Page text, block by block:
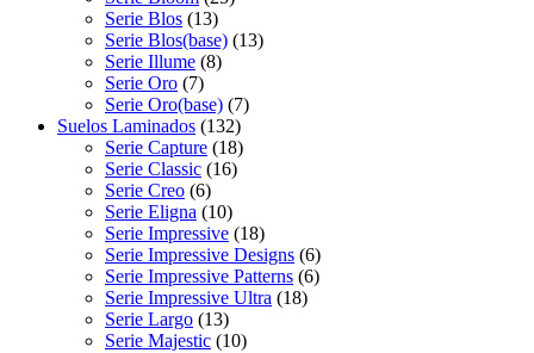
Serie Blos (13)
Serie Blos(base) (13)
Serie Illume (8)
Serie Oro (7)
Serie Oro(base) (7)
Suelos Laminados (132)
Serie Capture (18)
Serie Classic (16)
Serie Creo (6)
Serie Eligna (10)
Serie Impressive (18)
Serie Impressive Designs (6)
Serie Impressive Patterns (6)
Serie Impressive Ultra (18)
Serie Largo (13)
Serie Majestic (10)